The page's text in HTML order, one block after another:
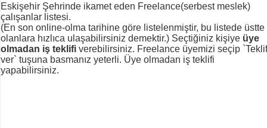
Eskişehir Şehrinde ikamet eden Freelance(serbest meslek)
çalışanlar listesi.
(En son online-olma tarihine göre listelenmiştir, bu listede üstte
olanlara hızlıca ulaşabilirsiniz demektir.) Seçtiğiniz kişiye üye
olmadan iş teklifi verebilirsiniz. Freelance üyemizi seçip `Teklif
ver` tuşuna basmanız yeterli. Üye olmadan iş teklifi
yapabilirsiniz.